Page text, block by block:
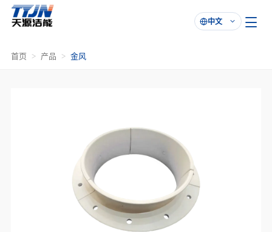

中文
首页 产品 金风